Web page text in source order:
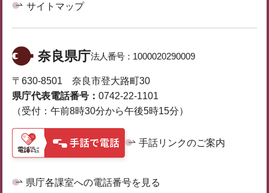
サイトマップ
奈良県庁法人番号： 1000020290009
〒630-8501 奈良市登大路町30
県庁代表電話番号： 0742-22-1101
（受付：午前8時30分から午後5時15分）
手話リンクのご案内
県庁各課室への電話番号を見る